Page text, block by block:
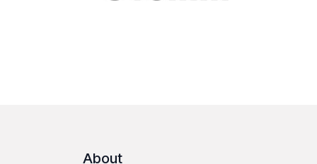
About